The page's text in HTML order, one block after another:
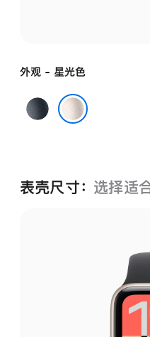
外观 - 星光色
午
夜
表壳尺寸： 选择适